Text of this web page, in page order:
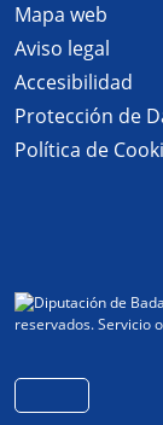
Mapa web
Aviso legal
Accesibilidad
Protección de
Política de
reservados.Servicio